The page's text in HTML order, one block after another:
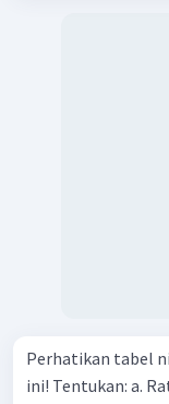
Perhatikan tabel
ini!